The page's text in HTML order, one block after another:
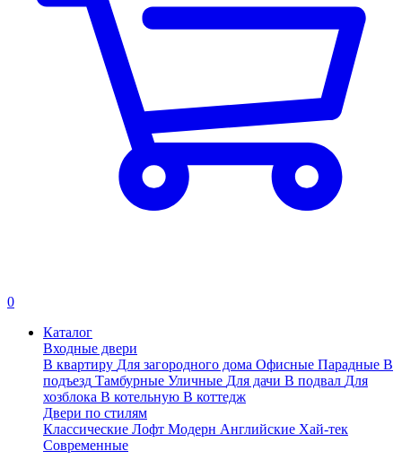
0
Каталог
Входные двери
В квартиру Для загородного дома Офисные Парадные В
подъезд Тамбурные Уличные Для дачи В подвал Для
хозблока В котельную В коттедж
Двери по стилям
Классические Лофт Модерн Английские Хай-тек
Современные